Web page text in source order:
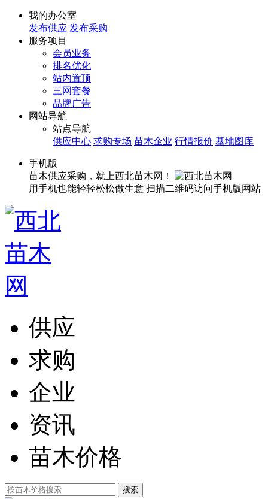
我的办公室
发布供应 发布采购
服务项目
会员业务
排名优化
站内置顶
三网套餐
品牌广告
网站导航
站点导航
供应中心 求购专场 苗木企业 行情报价 基地图库
手机版
苗木供应采购，就上西北苗木网！
用手机也能轻轻松松做生意 扫描二维码访问手机版网站
供应
求购
企业
资讯
苗木价格